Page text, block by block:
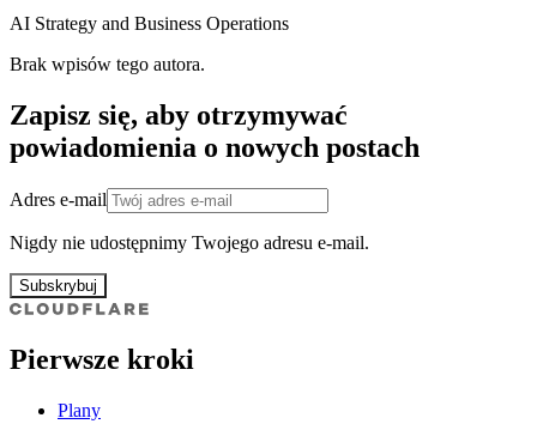
AI Strategy and Business Operations
Brak wpisów tego autora.
Zapisz się, aby otrzymywać
powiadomienia o nowych postach
Adres e-mail
Nigdy nie udostępnimy Twojego adresu e-mail.
Subskrybuj
Pierwsze kroki
Plany